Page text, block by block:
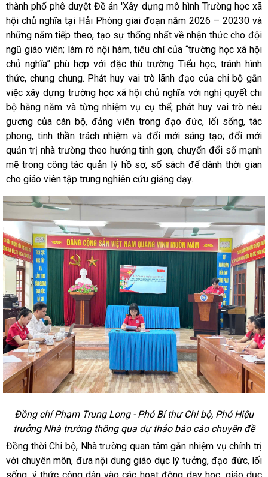
thành phố phê duyệt Đề án 'Xây dựng mô hình Trường học xã
hội chủ nghĩa tại Hải Phòng giai đoạn năm 2026 – 20230 và
những năm tiếp theo, tạo sự thống nhất về nhận thức cho đội
ngũ giáo viên; làm rõ nội hàm, tiêu chí của “trường học xã hội
chủ nghĩa” phù hợp với đặc thù trường Tiểu học, tránh hình
thức, chung chung. Phát huy vai trò lãnh đạo của chi bộ gắn
việc xây dựng trường học xã hội chủ nghĩa với nghị quyết chi
bộ hằng năm và từng nhiệm vụ cụ thể; phát huy vai trò nêu
gương của cán bộ, đảng viên trong đạo đức, lối sống, tác
phong, tinh thần trách nhiệm và đổi mới sáng tạo; đổi mới
quản trị nhà trường theo hướng tinh gọn, chuyển đổi số mạnh
mẽ trong công tác quản lý hồ sơ, sổ sách để dành thời gian
cho giáo viên tập trung nghiên cứu giảng dạy.
Đồng chí Phạm Trung Long - Phó Bí thư Chi bộ, Phó Hiệu
trưởng Nhà trường thông qua dự thảo báo cáo chuyên đề
Đồng thời Chi bộ, Nhà trường quan tâm gắn nhiệm vụ chính trị
với chuyên môn, đưa nội dung giáo dục lý tưởng, đạo đức, lối
sống, ý thức công dân vào các hoạt động dạy học, giáo dục